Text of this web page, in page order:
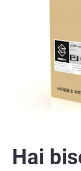
Hai